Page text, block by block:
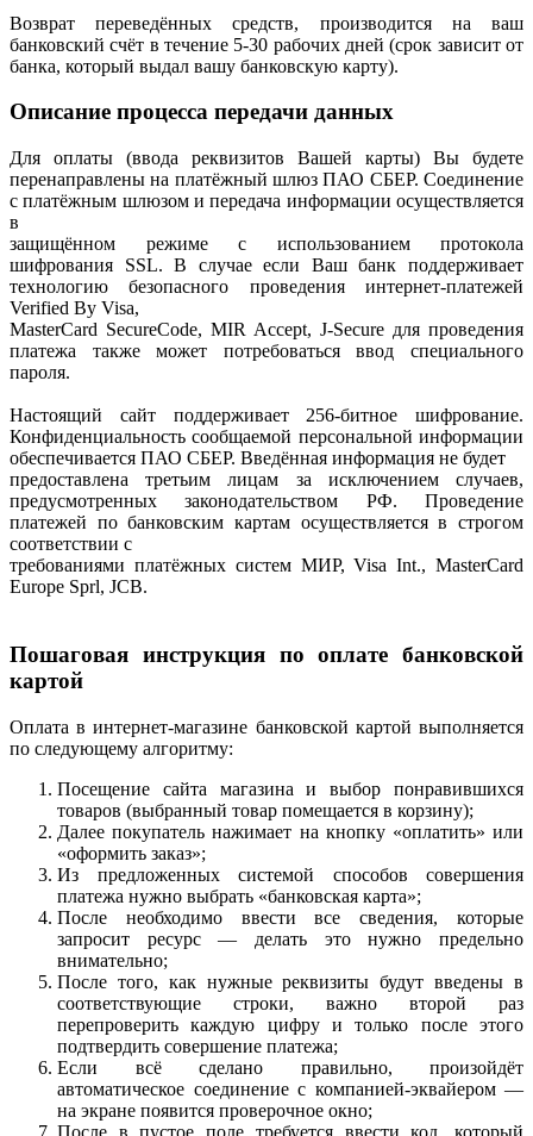
Возврат переведённых средств, производится на ваш
банковский счёт в течение 5-30 рабочих дней (срок зависит от
банка, который выдал вашу банковскую карту).
Описание процесса передачи данных
Для оплаты (ввода реквизитов Вашей карты) Вы будете
перенаправлены на платёжный шлюз ПАО СБЕР. Соединение
с платёжным шлюзом и передача информации осуществляется
в
защищённом режиме с использованием протокола
шифрования SSL. В случае если Ваш банк поддерживает
технологию безопасного проведения интернет-платежей
Verified By Visa,
MasterCard SecureCode, MIR Accept, J-Secure для проведения
платежа также может потребоваться ввод специального
пароля.
Настоящий сайт поддерживает 256-битное шифрование.
Конфиденциальность сообщаемой персональной информации
обеспечивается ПАО СБЕР. Введённая информация не будет
предоставлена третьим лицам за исключением случаев,
предусмотренных законодательством РФ. Проведение
платежей по банковским картам осуществляется в строгом
соответствии с
требованиями платёжных систем МИР, Visa Int., MasterCard
Europe Sprl, JCB.
Пошаговая инструкция по оплате банковской
картой
Оплата в интернет-магазине банковской картой выполняется
по следующему алгоритму:
Посещение сайта магазина и выбор понравившихся
товаров (выбранный товар помещается в корзину);
Далее покупатель нажимает на кнопку «оплатить» или
«оформить заказ»;
Из предложенных системой способов совершения
платежа нужно выбрать «банковская карта»;
После необходимо ввести все сведения, которые
запросит ресурс — делать это нужно предельно
внимательно;
После того, как нужные реквизиты будут введены в
соответствующие строки, важно второй раз
перепроверить каждую цифру и только после этого
подтвердить совершение платежа;
Если всё сделано правильно, произойдёт
автоматическое соединение с компанией-эквайером —
на экране появится проверочное окно;
После в пустое поле требуется ввести код, который